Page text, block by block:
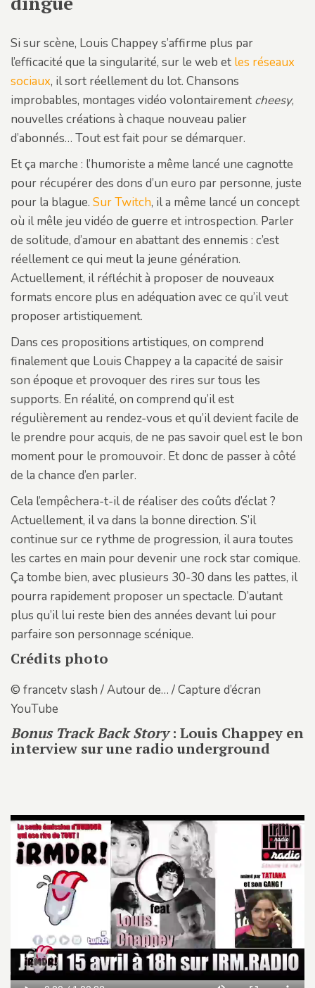
Si sur scène, Louis Chappey s’affirme plus par
l’efficacité que la singularité, sur le web et les réseaux
sociaux, il sort réellement du lot. Chansons
improbables, montages vidéo volontairement cheesy,
nouvelles créations à chaque nouveau palier
d’abonnés… Tout est fait pour se démarquer.
Et ça marche : l’humoriste a même lancé une cagnotte
pour récupérer des dons d’un euro par personne, juste
pour la blague. Sur Twitch, il a même lancé un concept
où il mêle jeu vidéo de guerre et introspection. Parler
de solitude, d’amour en abattant des ennemis : c’est
réellement ce qui meut la jeune génération.
Actuellement, il réfléchit à proposer de nouveaux
formats encore plus en adéquation avec ce qu’il veut
proposer artistiquement.
Dans ces propositions artistiques, on comprend
finalement que Louis Chappey a la capacité de saisir
son époque et provoquer des rires sur tous les
supports. En réalité, on comprend qu’il est
régulièrement au rendez-vous et qu’il devient facile de
le prendre pour acquis, de ne pas savoir quel est le bon
moment pour le promouvoir. Et donc de passer à côté
de la chance d’en parler.
Cela l’empêchera-t-il de réaliser des coûts d’éclat ?
Actuellement, il va dans la bonne direction. S’il
continue sur ce rythme de progression, il aura toutes
les cartes en main pour devenir une rock star comique.
Ça tombe bien, avec plusieurs 30-30 dans les pattes, il
pourra rapidement proposer un spectacle. D’autant
plus qu’il lui reste bien des années devant lui pour
parfaire son personnage scénique.
Crédits photo
© francetv slash / Autour de… / Capture d’écran
YouTube
Bonus Track Back Story: Louis Chappey en
interview sur une radio underground